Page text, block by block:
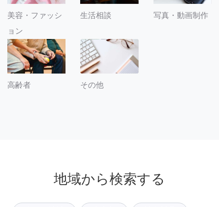
美容・ファッシ
ョン
生活相談 写真・動画制作
高齢者 その他
地域から検索する